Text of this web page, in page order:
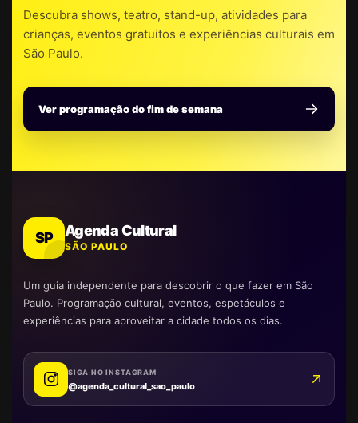
Descubra shows, teatro, stand-up, atividades para
crianças, eventos gratuitos e experiências culturais em
São Paulo.
Ver programação do fim de semana
SP Agenda Cultural
SÃO PAULO
Um guia independente para descobrir o que fazer em São
Paulo. Programação cultural, eventos, espetáculos e
experiências para aproveitar a cidade todos os dias.
SIGA NO INSTAGRAM
@agenda_cultural_sao_paulo